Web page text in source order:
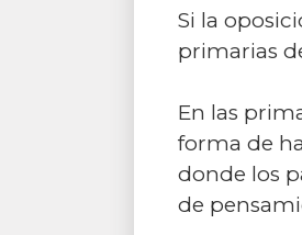
Si la
primarias
En las
forma de
donde los
de